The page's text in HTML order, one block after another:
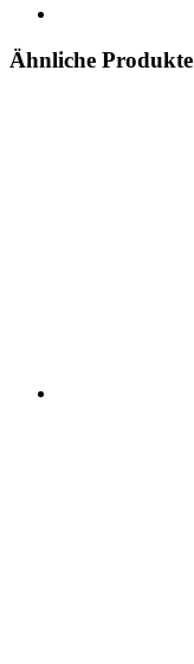
Ähnliche Produkte